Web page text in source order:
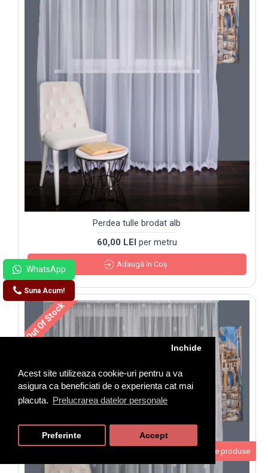
Acest site utilizeaza cookie-uri pentru a va
asigura ca beneficiati de o experienta cat mai
placuta. Prelucrarea datelor personale
Inchide
Preferinte Accept
Perdea tulle brodat alb
60,00 LEI per metru
Adaugă în Coş
Out Of Stock
Suna Acum!
Filtrare produse